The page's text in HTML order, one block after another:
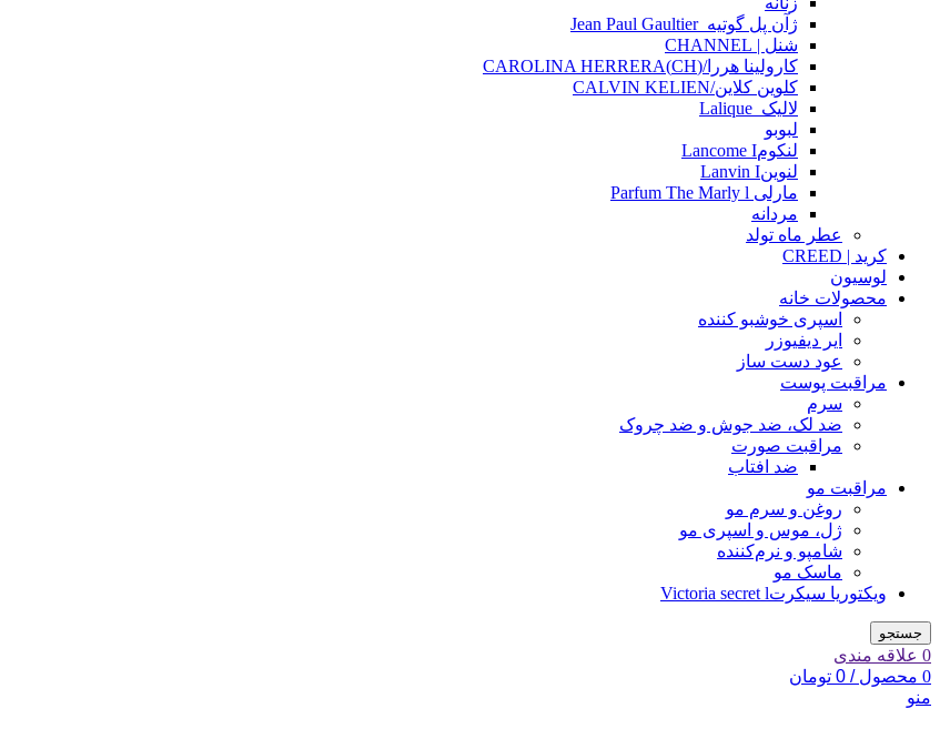
ژآن پل گوتیه_Jean Paul Gaultier
شنل | CHANNEL
کارولینا هررا/(CH)CAROLINA HERRERA
کلوین کلاین/CALVIN KELIEN
لالیک_Lalique
لبوبو
لنکومLancome I
لنوینLanvin I
مارلی Parfum The Marly l
مردانه
عطر ماه تولد
کرید | CREED
لوسیون
محصولات خانه
اسپری خوشبو کننده
ایر دیفیوزر
عود دست ساز
مراقبت پوست
سرم
ضد لک، ضد جوش و ضد چروک
مراقبت صورت
ضد افتاب
مراقبت مو
روغن و سرم مو
ژل، موس و اسپری مو
شامپو و نرم‌کننده
ماسک مو
ویکتوریا سیکرتVictoria secret l
جستجو
0 علاقه مندی
0 محصول /
0 تومان
منو